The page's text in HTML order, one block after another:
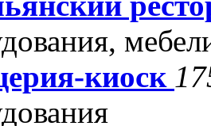
киоск